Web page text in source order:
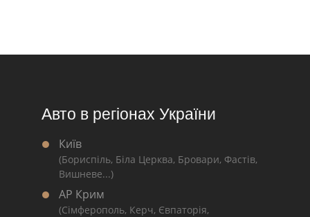
Авто в регіонах України
Київ
(Бориспіль, Біла Церква, Бровари, Фастів,
Вишневе...)
АР Крим
(Сімферополь, Керч, Євпаторія,